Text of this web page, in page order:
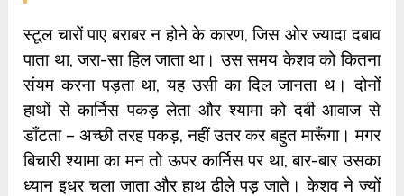
स्‍टूल चारों पाए बराबर न होने के कारण, जिस ओर ज्‍यादा दबाव
पाता था, जरा-सा हिल जाता था। उस समय केशव को कितना
संयम करना पड़ता था, यह उसी का दिल जानता थ। दोनों
हाथों से कार्निस पकड़ लेता और श्‍यामा को दबी आवाज से
डाँटता – अच्‍छी तरह पकड़, नहीं उतर कर बहुत मारूँगा। मगर
बिचारी श्‍यामा का मन तो ऊपर कार्निस पर था, बार-बार उसका
ध्‍यान इधर चला जाता और हाथ ढीले पड़ जाते। केशव ने ज्‍यों